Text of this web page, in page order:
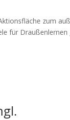
zum
für